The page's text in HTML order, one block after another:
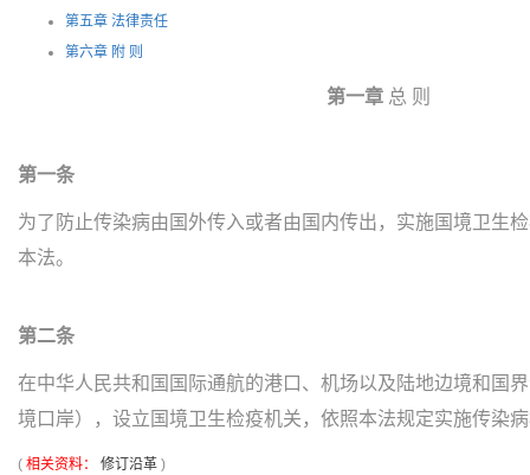
第五章 法律责任
第六章 附 则
第一章 总 则
第一条
为了防止传染病由国外传入或者由国内传出，实施国境卫生
本法。
第二条
在中华人民共和国国际通航的港口、机场以及陆地边境和国
境口岸），设立国境卫生检疫机关，依照本法规定实施传染
( 相关资料： 修订沿革 )